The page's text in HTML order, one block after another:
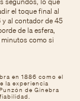
en 1886 como el
la experiencia
de Ginebra
el toque final al
y al contador de 45
de la esfera,
como si